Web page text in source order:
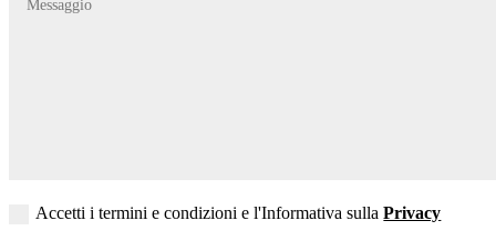
Accetti i termini e condizioni e l'Informativa sullaPrivacy